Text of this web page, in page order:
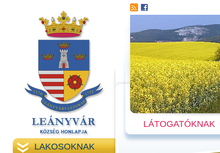
LAKOSOKNAK
LÁTOGATÓKNAK